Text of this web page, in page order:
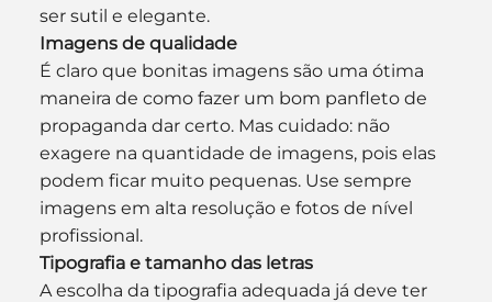
ser sutil e elegante.
Imagens de qualidade
É claro que bonitas imagens são uma ótima
maneira de como fazer um bom panfleto de
propaganda dar certo. Mas cuidado: não
exagere na quantidade de imagens, pois elas
podem ficar muito pequenas. Use sempre
imagens em alta resolução e fotos de nível
profissional.
Tipografia e tamanho das letras
A escolha da tipografia adequada já deve ter